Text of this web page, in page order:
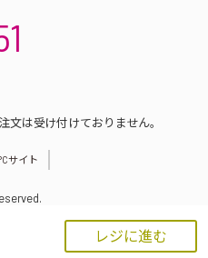
レジに進む
は受け付けておりません。
サイト